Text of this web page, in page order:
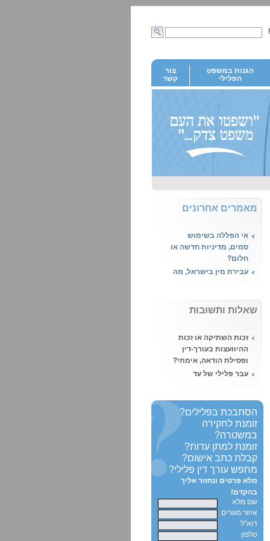
הגנות במשפט
הפלילי
צור
קשר
מאמרים אחרונים
אי הפללה בשימוש
סמים, מדיניות חדשה או
חלום?
עבירת מין בישראל, מה
מהי עבירת אונס ומה
העונש הצפוי?
הצפוי על ביצוע מעשה
סדום?
השעיית עורך דין
מהלשכה, מאת נוגה ויזל,
הטרדה מינית, איך יוצאים
מזה?
שאלות ותשובות
זכות השתיקה או זכות
ההיוועצות בעורך-דין
ופסילת הודאה, אימתי?
עבר פלילי של עד
תיווך בסם מסוכן מול
סחר בסמים - בית
המשפט קבע:
סוכן מדיח - הדחה על ידי
סוכן משטרתי והגנה מן
הצדק
האם ניתן לקחת קצינת
מבחן פרטית?
רישום פלילי ועבודה -
היכן לא ניתן להעסיק
אדם עם רישום פלילי?
הסתבכת בפלילים?
זומנת לחקירה
במשטרה?
זומנת למתן עדות?
קבלת כתב אישום?
מחפש עורך דין פלילי?
מלא פרטים ונחזור אליך
בהקדם!
שם מלא
איזור מגורים
דוא"ל
טלפון